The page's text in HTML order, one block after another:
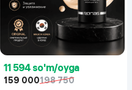
11 594 so'm/oyga
159 000198 750